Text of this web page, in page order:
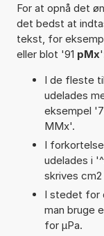
For at opnå det
det bedst at
tekst, for
eller blot '91 pMx
I de fleste
udelades
eksempel
MMx'.
I
udelades i
skrives
I stedet for
man bruge
for µPa.